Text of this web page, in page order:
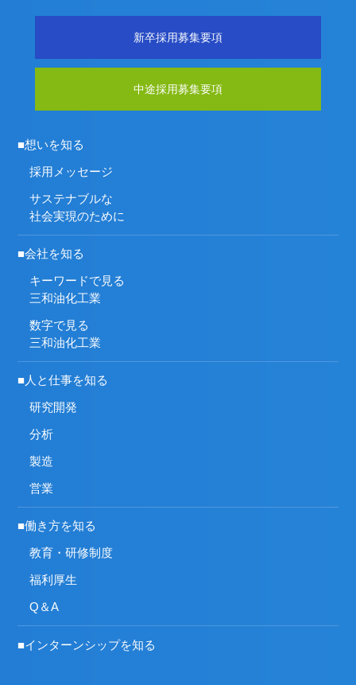
新卒採用募集要項
中途採用募集要項
■想いを知る
採用メッセージ
サステナブルな
社会実現のために
■会社を知る
キーワードで見る
三和油化工業
数字で見る
三和油化工業
■人と仕事を知る
研究開発
分析
製造
営業
■働き方を知る
教育・研修制度
福利厚生
Q＆A
■インターンシップを知る